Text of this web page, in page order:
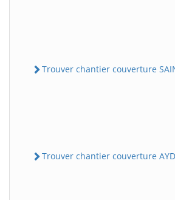
Trouver chantier couverture
Trouver chantier couverture